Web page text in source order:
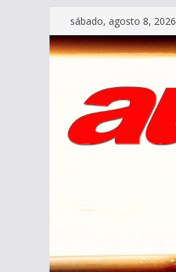
Pular
para
o
sábado, agosto 8, 2026